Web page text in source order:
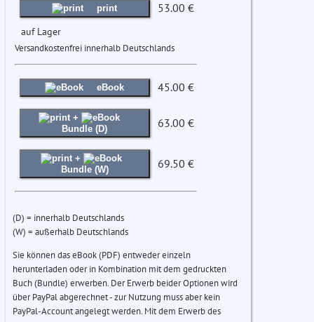
print 53.00 €
auf Lager
Versandkostenfrei innerhalb Deutschlands
eBook 45.00 €
+
Bundle (D)
63.00 €
+
Bundle (W)
69.50 €
(D) = innerhalb Deutschlands
(W) = außerhalb Deutschlands
Sie können das eBook (PDF) entweder einzeln
herunterladen oder in Kombination mit dem gedruckten
Buch (Bundle) erwerben. Der Erwerb beider Optionen wird
über PayPal abgerechnet - zur Nutzung muss aber kein
PayPal-Account angelegt werden. Mit dem Erwerb des